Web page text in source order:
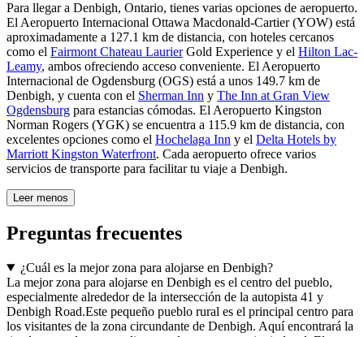
Para llegar a Denbigh, Ontario, tienes varias opciones de aeropuerto.
El Aeropuerto Internacional Ottawa Macdonald-Cartier (YOW) está
aproximadamente a 127.1 km de distancia, con hoteles cercanos
como el Fairmont Chateau LaurierGold Experience y el Hilton Lac-
Leamy, ambos ofreciendo acceso conveniente. El Aeropuerto
Internacional de Ogdensburg (OGS) está a unos 149.7 km de
Denbigh, y cuenta con el Sherman Inn y The Inn at Gran View
Ogdensburg para estancias cómodas. El Aeropuerto Kingston
Norman Rogers (YGK) se encuentra a 115.9 km de distancia, con
excelentes opciones como el Hochelaga Inn y el Delta Hotels by
Marriott Kingston Waterfront. Cada aeropuerto ofrece varios
servicios de transporte para facilitar tu viaje a Denbigh.
Leer menos
Preguntas frecuentes
¿Cuál es la mejor zona para alojarse en Denbigh?
La mejor zona para alojarse en Denbigh es el centro del pueblo,
especialmente alrededor de la intersección de la autopista 41 y
Denbigh Road.Este pequeño pueblo rural es el principal centro para
los visitantes de la zona circundante de Denbigh. Aquí encontrará la